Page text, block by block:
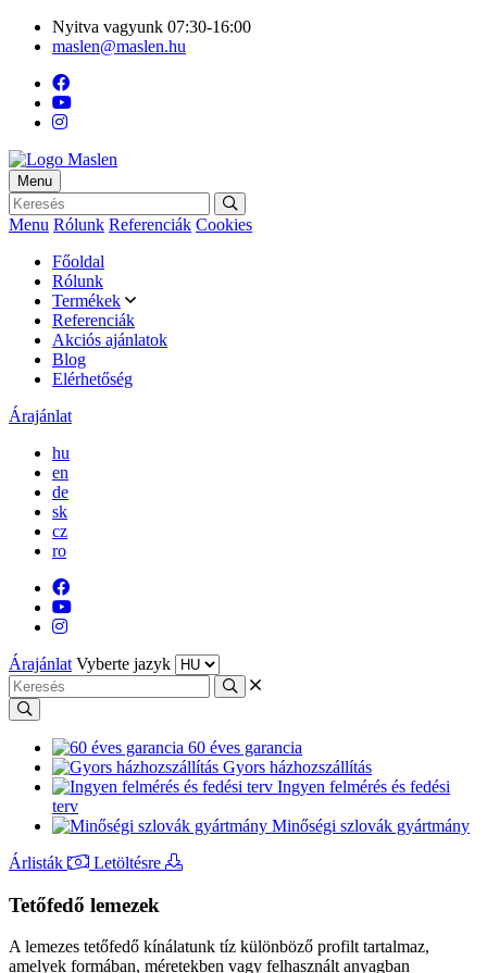
Nyitva vagyunk 07:30-16:00
maslen@maslen.hu
Menu
Menu Rólunk Referenciák Cookies
Főoldal
Rólunk
Termékek
Referenciák
Akciós ajánlatok
Blog
Elérhetőség
Árajánlat
hu
en
de
sk
cz
ro
Árajánlat Vyberte jazyk
60 éves garancia
Gyors házhozszállítás
Ingyen felmérés és fedési
terv
Minőségi szlovák gyártmány
Árlisták
Letöltésre
Tetőfedő lemezek
A lemezes tetőfedő kínálatunk tíz különböző profilt tartalmaz,
amelyek formában, méretekben vagy felhasznált anyagban